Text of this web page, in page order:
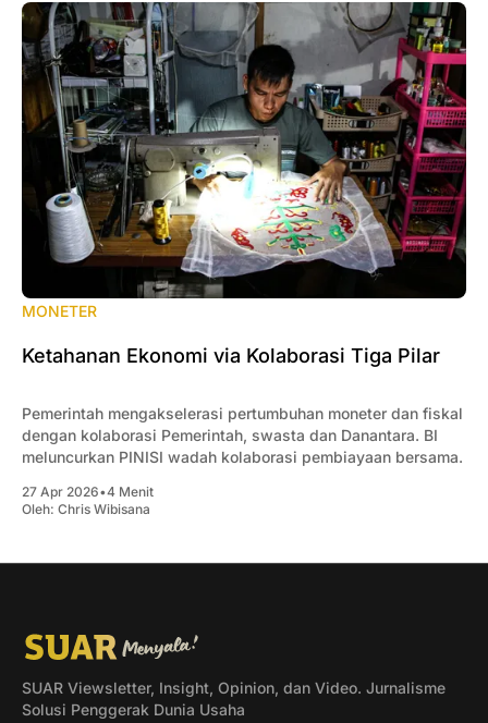
MONETER
Ketahanan Ekonomi via Kolaborasi Tiga Pilar
Pemerintah mengakselerasi pertumbuhan moneter dan fiskal
dengan kolaborasi Pemerintah, swasta dan Danantara. BI
meluncurkan PINISI wadah kolaborasi pembiayaan bersama.
27 Apr 2026•4 Menit
Oleh: Chris Wibisana
SUAR Viewsletter, Insight, Opinion, dan Video. Jurnalisme
Solusi Penggerak Dunia Usaha